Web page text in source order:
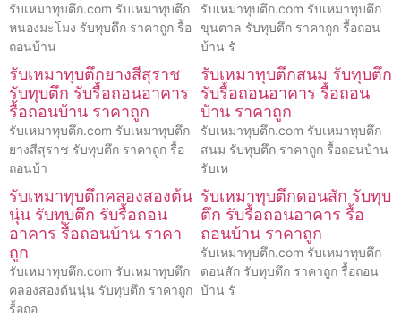
รับเหมาทุบตึก.com รับเหมาทุบตึก
หนองมะโมง รับทุบตึก ราคาถูก รื้อ
ถอนบ้าน
รับเหมาทุบตึก.com รับเหมาทุบตึก
ขุนตาล รับทุบตึก ราคาถูก รื้อถอน
บ้าน รั
รับเหมาทุบตึกยางสีสุราช
รับทุบตึก รับรื้อถอนอาคาร
รื้อถอนบ้าน ราคาถูก
รับเหมาทุบตึก.com รับเหมาทุบตึก
ยางสีสุราช รับทุบตึก ราคาถูก รื้อ
ถอนบ้า
รับเหมาทุบตึกสนม รับทุบตึก
รับรื้อถอนอาคาร รื้อถอน
บ้าน ราคาถูก
รับเหมาทุบตึก.com รับเหมาทุบตึก
สนม รับทุบตึก ราคาถูก รื้อถอนบ้าน
รับเห
รับเหมาทุบตึกคลองสองต้น
นุ่น รับทุบตึก รับรื้อถอน
อาคาร รื้อถอนบ้าน ราคา
ถูก
รับเหมาทุบตึก.com รับเหมาทุบตึก
คลองสองต้นนุ่น รับทุบตึก ราคาถูก
รื้อถอ
รับเหมาทุบตึกดอนสัก รับทุบ
ตึก รับรื้อถอนอาคาร รื้อ
ถอนบ้าน ราคาถูก
รับเหมาทุบตึก.com รับเหมาทุบตึก
ดอนสัก รับทุบตึก ราคาถูก รื้อถอน
บ้าน รั